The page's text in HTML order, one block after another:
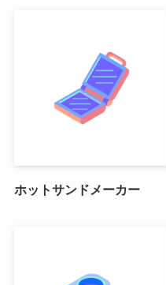
ホットサンドメーカー